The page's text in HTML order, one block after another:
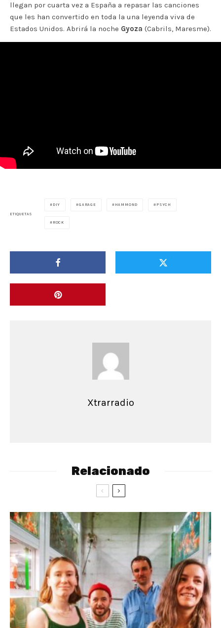
llegan por cuarta vez a España a repasar las canciones
que les han convertido en toda la una leyenda viva de
Estados Unidos. Abrirá la noche Gyoza (Cabrils, Maresme).
ETIQUETAS
DIY GARAGE HAMMOND PSYCH
ROCK
Xtrarradio
Relacionado